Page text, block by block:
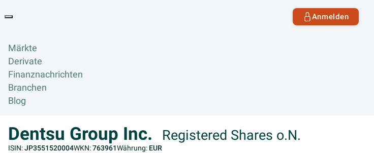
Anmelden
Märkte
Derivate
Finanznachrichten
Branchen
Blog
Dentsu Group Inc. Registered Shares o.N.
ISIN:JP3551520004WKN:763961Währung: EUR